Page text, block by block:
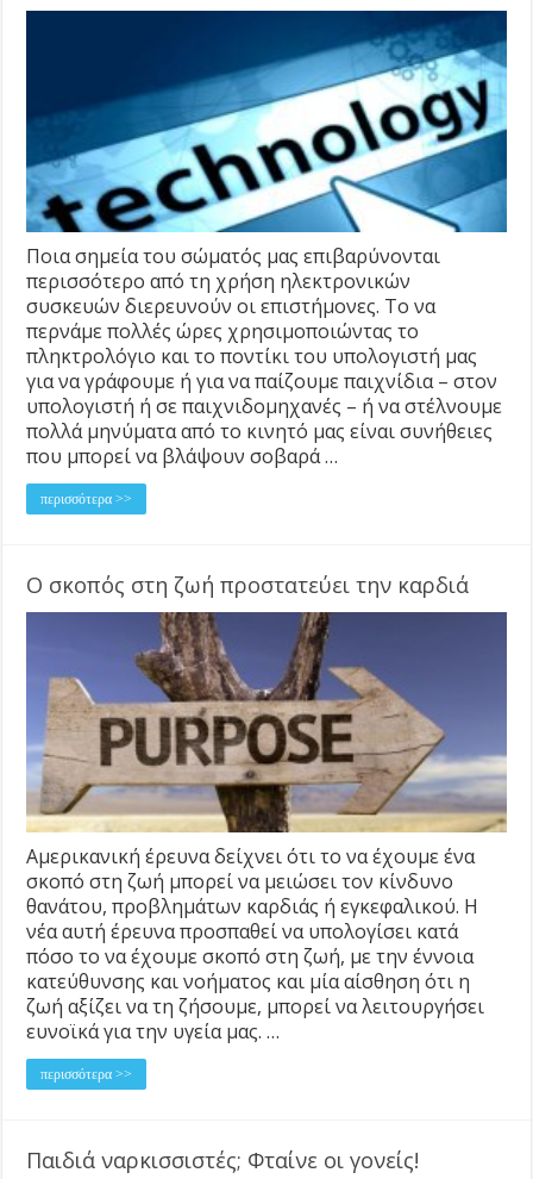
Ποια σημεία του σώματός μας επιβαρύνονται
περισσότερο από τη χρήση ηλεκτρονικών
συσκευών διερευνούν οι επιστήμονες. Το να
περνάμε πολλές ώρες χρησιμοποιώντας το
πληκτρολόγιο και το ποντίκι του υπολογιστή μας
για να γράφουμε ή για να παίζουμε παιχνίδια – στον
υπολογιστή ή σε παιχνιδομηχανές – ή να στέλνουμε
πολλά μηνύματα από το κινητό μας είναι συνήθειες
που μπορεί να βλάψουν σοβαρά …
περισσότερα >>
Ο σκοπός στη ζωή προστατεύει την καρδιά
Αμερικανική έρευνα δείχνει ότι το να έχουμε ένα
σκοπό στη ζωή μπορεί να μειώσει τον κίνδυνο
θανάτου, προβλημάτων καρδιάς ή εγκεφαλικού. Η
νέα αυτή έρευνα προσπαθεί να υπολογίσει κατά
πόσο το να έχουμε σκοπό στη ζωή, με την έννοια
κατεύθυνσης και νοήματος και μία αίσθηση ότι η
ζωή αξίζει να τη ζήσουμε, μπορεί να λειτουργήσει
ευνοϊκά για την υγεία μας. …
περισσότερα >>
Παιδιά ναρκισσιστές; Φταίνε οι γονείς!